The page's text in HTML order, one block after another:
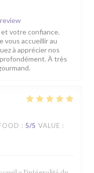
votre confiance.
vous accueillir au
à apprécier nos
À très
: 5/5 VALUE :